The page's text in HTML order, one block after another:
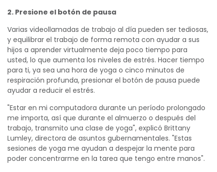
2. Presione el botón de pausa
Varias videollamadas de trabajo al día pueden ser tediosas,
y equilibrar el trabajo de forma remota con ayudar a sus
hijos a aprender virtualmente deja poco tiempo para
usted, lo que aumenta los niveles de estrés. Hacer tiempo
para ti, ya sea una hora de yoga o cinco minutos de
respiración profunda, presionar el botón de pausa puede
ayudar a reducir el estrés.
"Estar en mi computadora durante un período prolongado
me importa, así que durante el almuerzo o después del
trabajo, transmito una clase de yoga", explicó Brittany
Lumley, directora de asuntos gubernamentales. "Estas
sesiones de yoga me ayudan a despejar la mente para
poder concentrarme en la tarea que tengo entre manos".